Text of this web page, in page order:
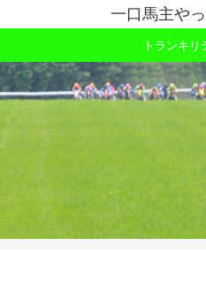
一口馬主やっ
トランキリ